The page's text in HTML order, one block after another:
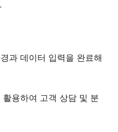
과 데이터 입력을 완료해
용하여 고객 상담 및 분